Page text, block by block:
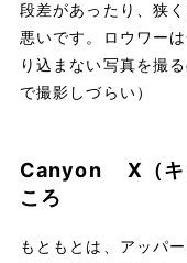
段差があったり、狭
悪いです。ロウワー
り込まない写真を撮
で撮影しづらい）
Canyon X（キ
ころ
もともとは、アッパ